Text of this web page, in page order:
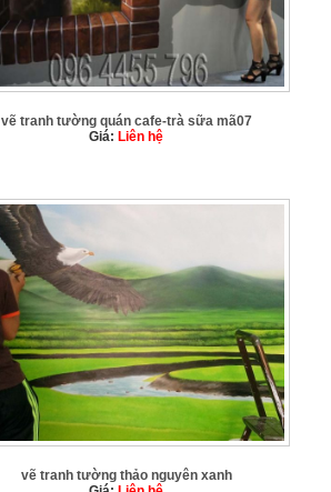
vẽ tranh tường quán cafe-trà sữa mã07
Giá: Liên hệ
vẽ tranh tường thảo nguyên xanh